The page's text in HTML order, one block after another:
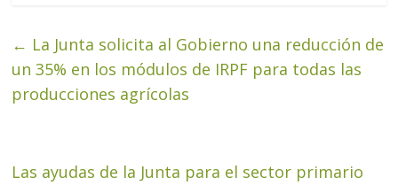
← La Junta solicita al Gobierno una reducción de
un 35% en los módulos de IRPF para todas las
producciones agrícolas
Las ayudas de la Junta para el sector primario